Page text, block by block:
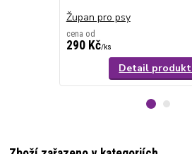
Župan pro psy
cena od
290 Kč/ks
Detail